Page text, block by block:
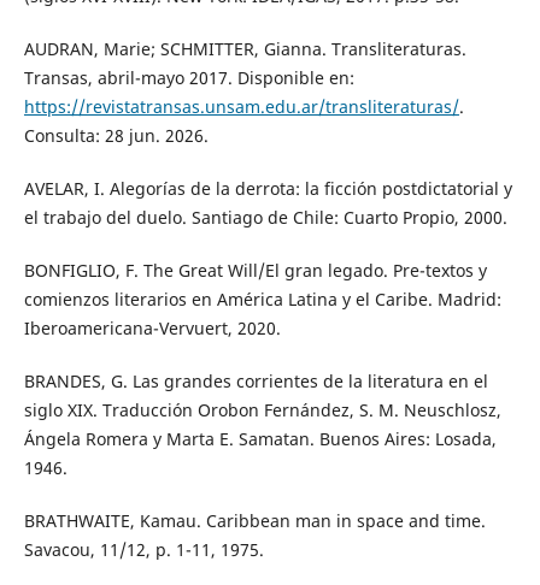
AUDRAN, Marie; SCHMITTER, Gianna. Transliteraturas.
Transas, abril-mayo 2017. Disponible en:
https://revistatransas.unsam.edu.ar/transliteraturas/.
Consulta: 28 jun. 2026.
AVELAR, I. Alegorías de la derrota: la ficción postdictatorial y
el trabajo del duelo. Santiago de Chile: Cuarto Propio, 2000.
BONFIGLIO, F. The Great Will/El gran legado. Pre-textos y
comienzos literarios en América Latina y el Caribe. Madrid:
Iberoamericana-Vervuert, 2020.
BRANDES, G. Las grandes corrientes de la literatura en el
siglo XIX. Traducción Orobon Fernández, S. M. Neuschlosz,
Ángela Romera y Marta E. Samatan. Buenos Aires: Losada,
1946.
BRATHWAITE, Kamau. Caribbean man in space and time.
Savacou, 11/12, p. 1-11, 1975.